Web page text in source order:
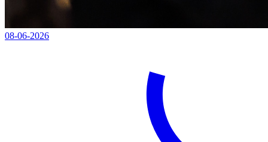
08-06-2026